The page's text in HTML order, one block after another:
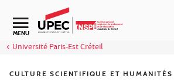
Aller au contenu
Navigation secondaire
MENU
Université Paris-Est Créteil
CULTURE SCIENTIFIQUE ET HUMANITÉS